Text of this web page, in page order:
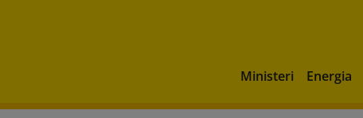
Ministeri Energia